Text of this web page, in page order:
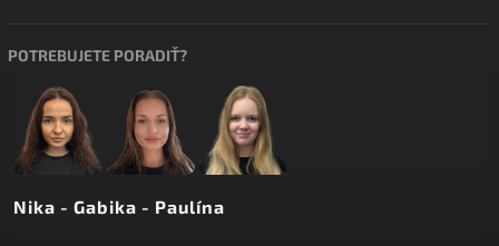
POTREBUJETE PORADIŤ?
Nika - Gabika - Paulína